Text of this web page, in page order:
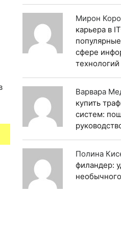
Мирон
карьера в
сфере
технологий
Варвара
купить
систем:
Полина
филандер: